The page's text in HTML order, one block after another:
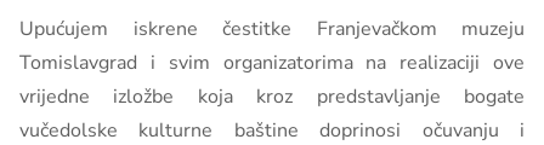
Upućujem iskrene čestitke Franjevačkom muzeju
Tomislavgrad i svim organizatorima na realizaciji ove
vrijedne izložbe koja kroz predstavljanje bogate
vučedolske kulturne baštine doprinosi očuvanju i